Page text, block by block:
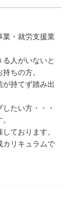
業・就労支援業
人がいないと
ちの方。
持てず踏み出
たい方・・・
ております。
カリキュラムで